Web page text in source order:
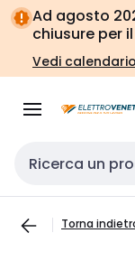
Vai alla
navigazione
Vai
alla
pagina
Ad agosto
chiusure per
Vedi
Cerca input
Torna